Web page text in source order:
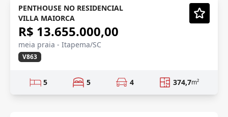
FRENTE AVENIDA
Vídeo
Em Construção
PENTHOUSE NO RESIDENCIAL
VILLA MAIORCA
R$ 13.655.000,00
meia praia - Itapema/SC
V863
5 5 4 374,7m²